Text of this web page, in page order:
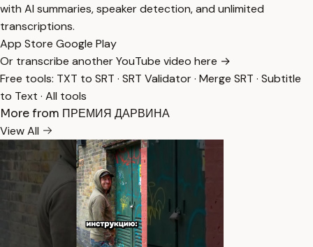
with AI summaries, speaker detection, and unlimited
transcriptions.
App Store Google Play
Or transcribe another YouTube video here →
Free tools: TXT to SRT · SRT Validator· Merge SRT · Subtitle
to Text · All tools
More from ПРЕМИЯ ДАРВИНА
View All